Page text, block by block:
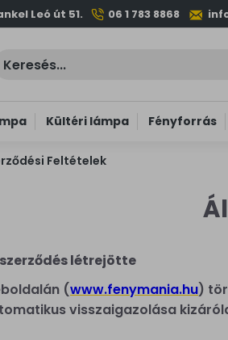
Leó út 51. 06 1 783 8868
Kültéri lámpa Fényforrás
Feltételek
szerződés létrejötte
(www.fenymania.hu)
visszaigazolása